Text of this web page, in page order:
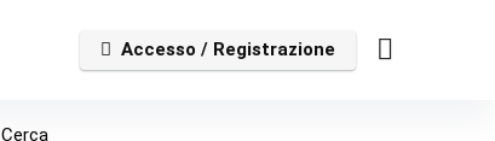
Accesso / Registrazione
Cerca